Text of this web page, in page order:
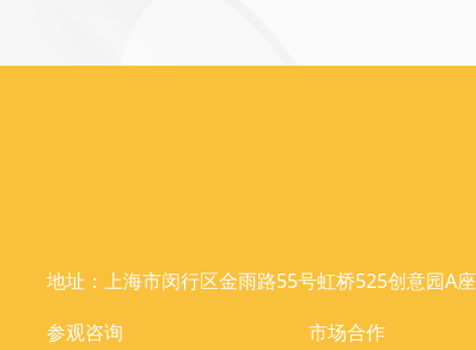
地址：上海市闵行区金雨路55号虹桥525创意园A座
参观咨询
市场合作